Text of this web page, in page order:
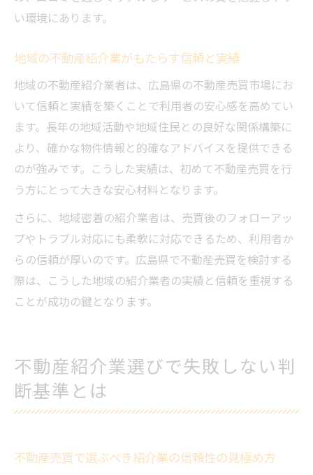
い環境にあります。
地域の不動産紹介業がもたらす信頼と実績
地域の不動産紹介業者は、広島県の不動産売買市場にお
いて信頼と実績を築くことで利用者の安心感を高めてい
ます。長年の地域活動や地域住民との良好な関係構築に
より、確かな物件情報と的確なアドバイスを提供できる
のが強みです。こうした実績は、初めて不動産売買を行
う方にとって大きな安心材料となります。
さらに、地域密着の紹介業者は、売買後のフォローアッ
プやトラブル対応にも柔軟に対応できるため、利用者か
らの信頼が厚いのです。広島県で不動産売買を検討する
際は、こうした地域の紹介業者の実績と信頼を重視する
ことが成功の鍵となります。
不動産紹介業選びで失敗しない判
断基準とは
不動産売買で選ぶべき紹介業の信頼性の見極め方